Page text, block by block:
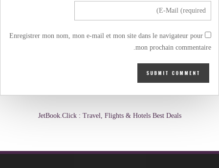
Enregistrer mon nom, mon e-mail et mon site dans le navigateur pour
mon prochain commentaire.
JetBook.Click : Travel, Flights & Hotels Best Deals